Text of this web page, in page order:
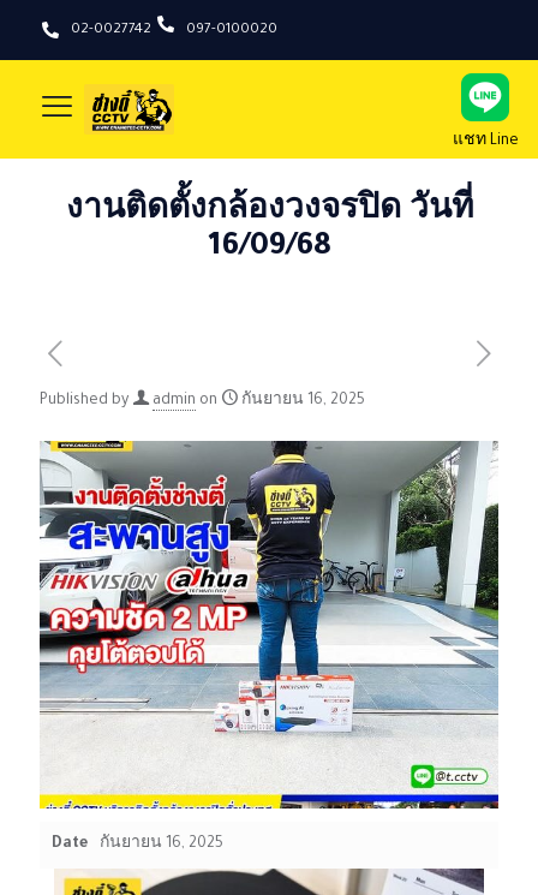
02-0027742 097-0100020
แชท Line
งานติดตั้งกล้องวงจรปิด วันที่
16/09/68
Published by admin on กันยายน 16, 2025
Date กันยายน 16, 2025